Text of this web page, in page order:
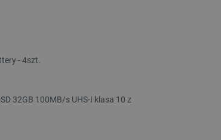
- 4szt.
32GB 100MB/s UHS-I klasa 10 z